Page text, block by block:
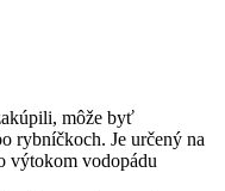
môže byť
rybníčkoch. Je určený na
výtokom vodopádu